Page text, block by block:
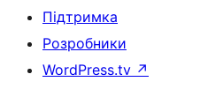
Підтримка
Розробники
WordPress.tv ↗